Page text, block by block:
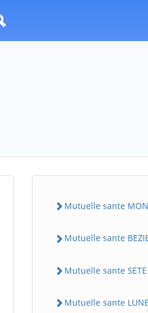
Mutuelle sante
Mutuelle sante
Mutuelle sante SETE
Mutuelle sante